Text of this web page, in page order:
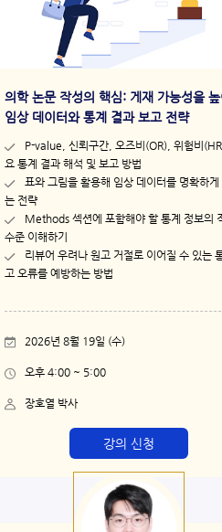
의학 논문 작성의 핵심: 게재 가능성을
임상 데이터와 통계 결과 보고 전략
P-value, 신뢰구간, 오즈비(OR), 위험비
요 통계 결과 해석 및 보고 방법​
표와 그림을 활용해 임상 데이터를 명확하게
는 전략​
Methods 섹션에 포함해야 할 통계 정보의
수준 이해하기​
리뷰어 우려나 원고 거절로 이어질 수 있는
고 오류를 예방하는 방법
2026년 8월 19일 (수)​
오후 4:00 ~ 5:00​
장호열 박사
강의 신청